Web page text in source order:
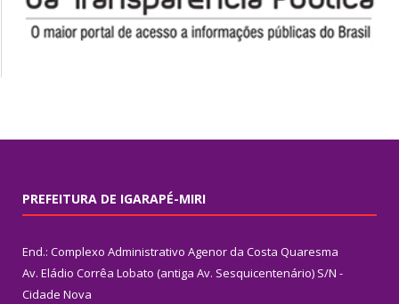
PREFEITURA DE IGARAPÉ-MIRI
End.: Complexo Administrativo Agenor da Costa Quaresma
Av. Eládio Corrêa Lobato (antiga Av. Sesquicentenário) S/N -
Cidade Nova